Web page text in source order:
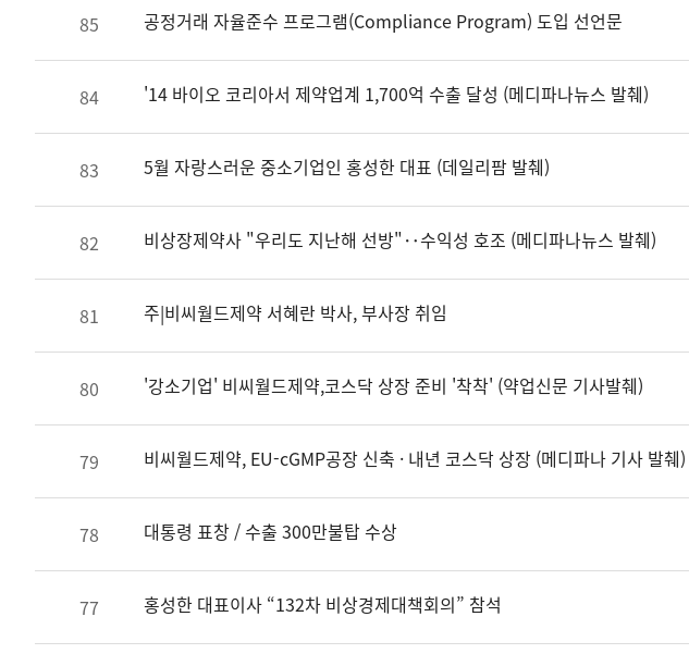
85 공정거래 자율준수 프로그램(Compliance Program) 도입 선언문
84 '14 바이오 코리아서 제약업계 1,700억 수출 달성 (메디파나뉴스 발췌)
83 5월 자랑스러운 중소기업인 홍성한 대표 (데일리팜 발췌)
82 비상장제약사 "우리도 지난해 선방"‥수익성 호조 (메디파나뉴스 발췌)
81 주|비씨월드제약 서혜란 박사, 부사장 취임
80 '강소기업' 비씨월드제약,코스닥 상장 준비 '착착' (약업신문 기사발췌)
79 비씨월드제약, EU-cGMP공장 신축 · 내년 코스닥 상장 (메디파나 기사 발췌)
78 대통령 표창 / 수출 300만불탑 수상
77 홍성한 대표이사 “132차 비상경제대책회의” 참석